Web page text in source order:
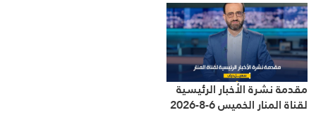
مقدمة نشرة الأخبار الرئيسية
لقناة المنار الخميس 6-8-2026